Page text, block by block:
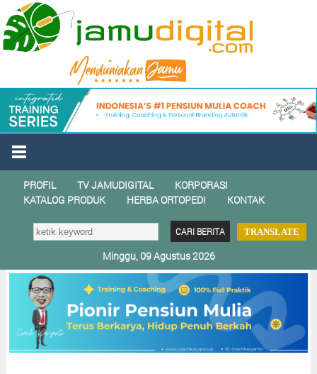
PROFIL TV JAMUDIGITAL
KORPORASI
KATALOG PRODUK
HERBA ORTOPEDI KONTAK
TRANSLATE
Minggu, 09 Agustus 2026